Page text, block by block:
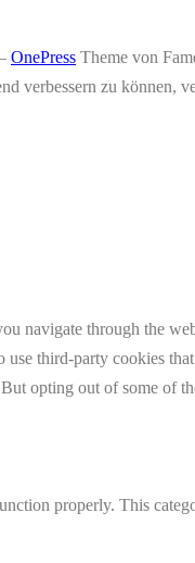
OnePress Theme von
verbessern zu
navigate through the
third-party cookies
opting out of some of
properly. This